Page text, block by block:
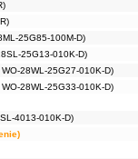
25G85-100M-D)
25G13-010K-D)
28WL-25G27-010K-D)
28WL-25G33-010K-D)
4013-010K-D)